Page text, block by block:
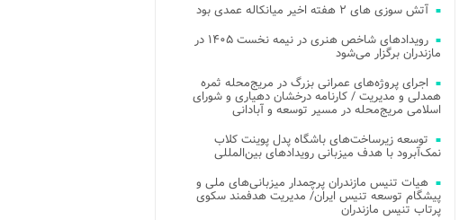
آتش‌ سوزی‌ های ۲ هفته اخیر میانکاله عمدی بود
رویدادهای شاخص هنری در نیمه نخست ۱۴۰۵ در
مازندران برگزار می‌شود
اجرای پروژه‌های عمرانی بزرگ در مریج‌محله ثمره
همدلی و مدیریت / کارنامه درخشان دهیاری و شورای
اسلامی مریج‌محله در مسیر توسعه و آبادانی
توسعه زیرساخت‌های باشگاه پدل پوینت کلاب
نمک‌آبرود با هدف میزبانی رویدادهای بین‌المللی
هیات تنیس مازندران پرچمدار میزبانی‌های ملی و
پیشگام توسعه تنیس ایران/ مدیریت هدفمند سکوی
پرتاب تنیس مازندران